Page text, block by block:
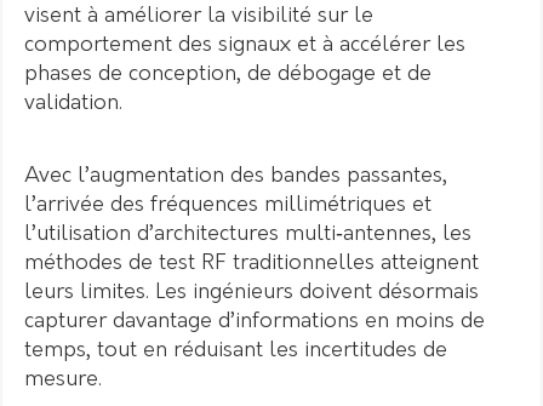
visent à améliorer la visibilité sur le
comportement des signaux et à accélérer les
phases de conception, de débogage et de
validation.
Avec l’augmentation des bandes passantes,
l’arrivée des fréquences millimétriques et
l’utilisation d’architectures multi‑antennes, les
méthodes de test RF traditionnelles atteignent
leurs limites. Les ingénieurs doivent désormais
capturer davantage d’informations en moins de
temps, tout en réduisant les incertitudes de
mesure.